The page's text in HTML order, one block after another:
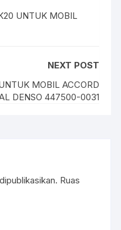
UNTUK MOBIL
NEXT POST
MOBIL ACCORD
DENSO 447500-0031
Ruas